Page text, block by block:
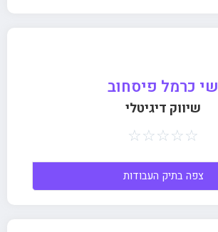
שי כרמל פיסחוב
שיווק דיגיטלי
☆
☆
☆
☆
☆
צפה בתיק העבודות